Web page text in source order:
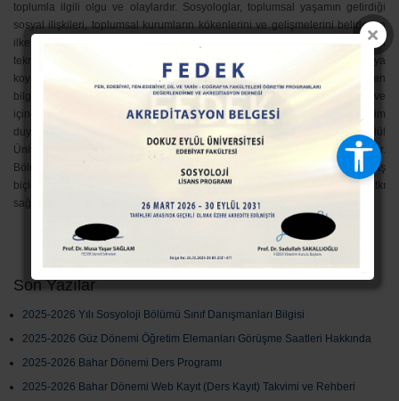
toplumla ilgili olgu ve olaylardır. Sosyologlar, toplumsal yaşamın getirdiği
sosyal ilişkileri, toplumsal kurumların kökenlerini ve gelişmelerini belirleyen
ilke ve kuralları; tarihsel belgeleri inceleyerek, gözlem, görüşme ve anket gibi
tekniklerle alanda araştırmalar yaparak sosyolojik bilgi donanımı ile ortaya
koymaya çalışırlar. Bilimsel araştırmalar yapmak, bilgi üretmek, üretilen
bilgileri çeşitli yöntemlerle yazılı ve/veya sözlü olarak yaymak, toplumu ve
içinde bulunduğu kenti, sosyal çevreyi bilgilendirmek; Türkiye’nin gereksinim
duyduğu sosyologları bilimsel ve çağdaş bir eğitimle yetiştirmek Dokuz Eylül
Üniversitesi Sosyoloji Bölümü’nün en temel amaçları arasında yer alır.
Bölümümüz, öğrencilerinin içinde yaşadıkları dünyayı ve toplumu en geniş
biçimde kavrama imkânlarını çoğaltmayı ve bu yönde kendilerine katkı
sağlamayı hedeflemektir.
Son Yazılar
2025-2026 Yılı Sosyoloji Bölümü Sınıf Danışmanları Bilgisi
2025-2026 Güz Dönemi Öğretim Elemanları Görüşme Saatleri Hakkında
2025-2026 Bahar Dönemi Ders Programı
2025-2026 Bahar Dönemi Web Kayıt (Ders Kayıt) Takvimi ve Rehberi